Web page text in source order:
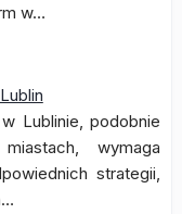
w…
Lublinie, podobnie
wymaga
strategii,